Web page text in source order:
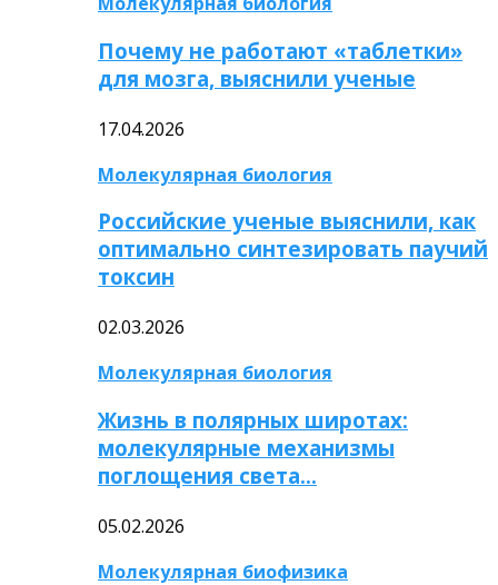
Почему не работают «таблетки»
для мозга, выяснили ученые
17.04.2026
Молекулярная биология
Российские ученые выяснили, как
оптимально синтезировать паучий
токсин
02.03.2026
Молекулярная биология
Жизнь в полярных широтах:
молекулярные механизмы
поглощения света…
05.02.2026
Молекулярная биофизика